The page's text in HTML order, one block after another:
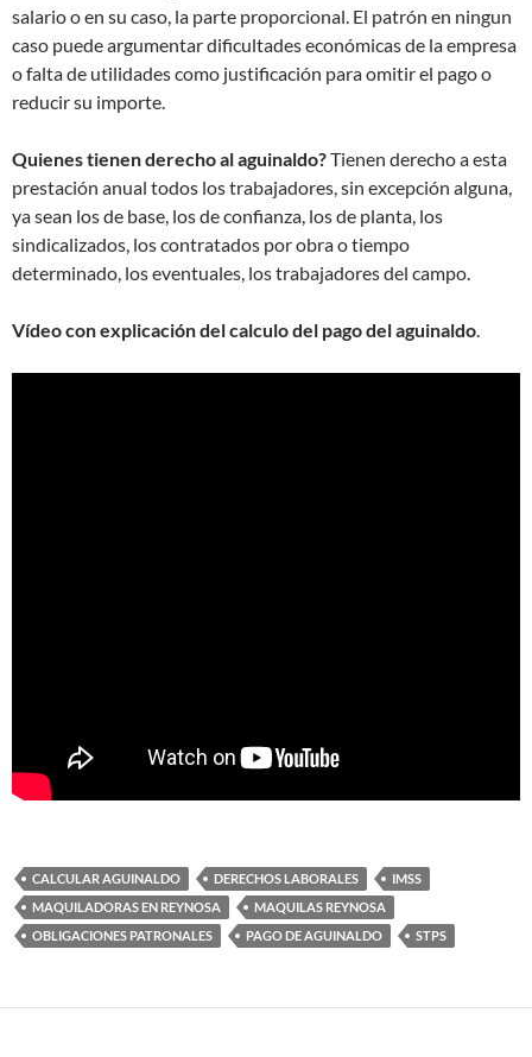
salario o en su caso, la parte proporcional. El patrón en ningun
caso puede argumentar dificultades económicas de la empresa
o falta de utilidades como justificación para omitir el pago o
reducir su importe.
Quienes tienen derecho al aguinaldo?Tienen derecho a esta
prestación anual todos los trabajadores, sin excepción alguna,
ya sean los de base, los de confianza, los de planta, los
sindicalizados, los contratados por obra o tiempo
determinado, los eventuales, los trabajadores del campo.
Vídeo con explicación del calculo del pago del aguinaldo
CALCULAR AGUINALDO DERECHOS LABORALES
IMSS
MAQUILADORAS EN REYNOSA
MAQUILAS REYNOSA
OBLIGACIONES PATRONALES
PAGO DE AGUINALDO STPS